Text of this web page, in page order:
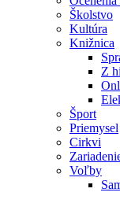
Školstvo
Kultúra
Knižnica
Z
Šport
Priemysel
Cirkvi
Voľby